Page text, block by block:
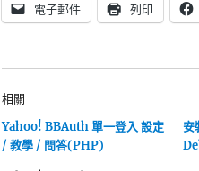
電子郵件 列印
相關
Yahoo! BBAuth 單一登入 設定
/ 教學 / 問答(PHP)
安